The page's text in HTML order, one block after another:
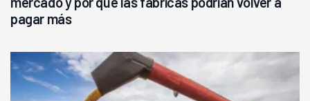
pagar más